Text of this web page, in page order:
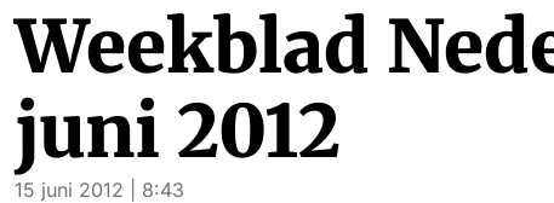
Weekblad
juni 2012
15 juni 2012 | 8:43